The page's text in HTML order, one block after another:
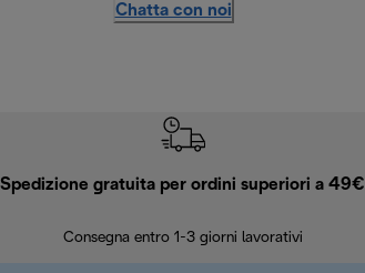
Chatta con noi
Spedizione gratuita per ordini superiori a 49€
Consegna entro 1-3 giorni lavorativi